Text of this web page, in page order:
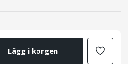
Lägg i korgen